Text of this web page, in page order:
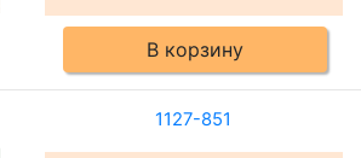
В корзину
1127-851